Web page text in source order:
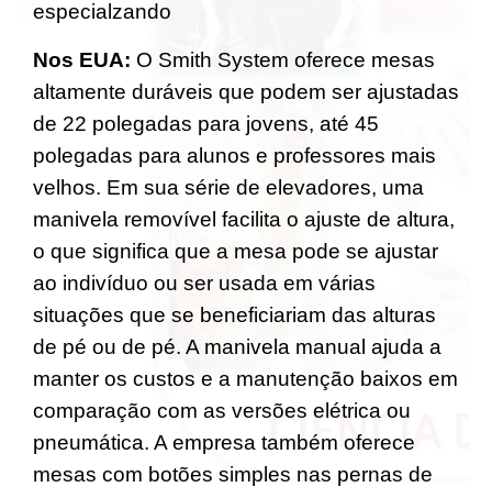
especialzando
Nos EUA: O Smith System oferece mesas
altamente duráveis que podem ser ajustadas
de 22 polegadas para jovens, até 45
polegadas para alunos e professores mais
velhos. Em sua série de elevadores, uma
manivela removível facilita o ajuste de altura,
o que significa que a mesa pode se ajustar
ao indivíduo ou ser usada em várias
situações que se beneficiariam das alturas
de pé ou de pé. A manivela manual ajuda a
manter os custos e a manutenção baixos em
comparação com as versões elétrica ou
pneumática. A empresa também oferece
mesas com botões simples nas pernas de